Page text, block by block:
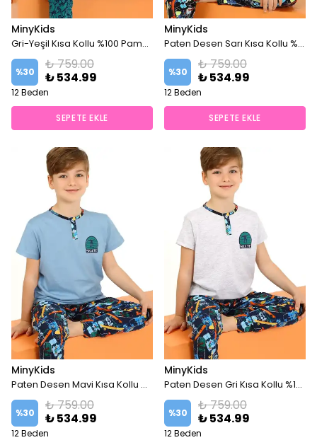
MinyKids
Gri-Yeşil Kısa Kollu %100 Pamuklu Erkek Çocuk Pijama Takım
%30
₺ 759.00
₺ 534.99
12 Beden
SEPETE EKLE
MinyKids
Paten Desen Sarı Kısa Kollu %100 Pamuklu Erkek Çocuk Pijama Takım
%30
₺ 759.00
₺ 534.99
12 Beden
SEPETE EKLE
MinyKids
Paten Desen Mavi Kısa Kollu %100 Pamuklu Erkek Çocuk Pijama Takım
%30
₺ 759.00
₺ 534.99
12 Beden
MinyKids
Paten Desen Gri Kısa Kollu %100 Pamuklu Erkek Çocuk Pijama Takım
%30
₺ 759.00
₺ 534.99
12 Beden